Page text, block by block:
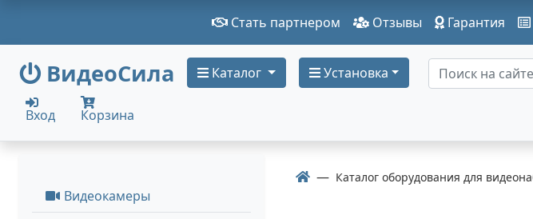
Стать партнером Отзывы Гарантия
ВидеоСила Каталог Установка
Вход Корзина
Видеокамеры
Каталог оборудования для